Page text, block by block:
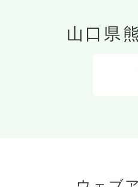
山口県